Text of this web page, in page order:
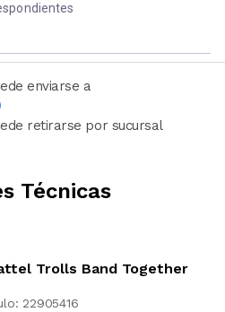
enviarse a
números)
retirarse por sucursal
Técnicas
Trolls Band Together
22905416